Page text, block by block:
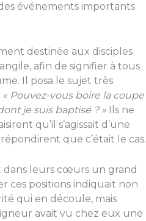
événements importants
destinée aux disciples
afin de signifier à tous
Il posa le sujet très
« Pouvez-vous boire la coupe
je suis baptisé ? »Ils ne
qu’il s’agissait d’une
que c’était le cas.
dans leurs cœurs un grand
ces positions indiquait non
qui en découle, mais
avait vu chez eux une